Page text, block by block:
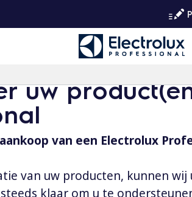
uw
van een Electrolux
van uw producten, kunnen
klaar om u te